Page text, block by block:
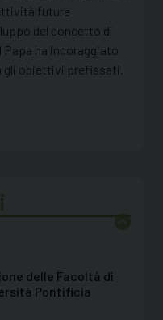
future
del concetto di
Papa ha incoraggiato
gli obiettivi prefissati.
eccl. di istruzione
delle Facoltà di
Pontificia